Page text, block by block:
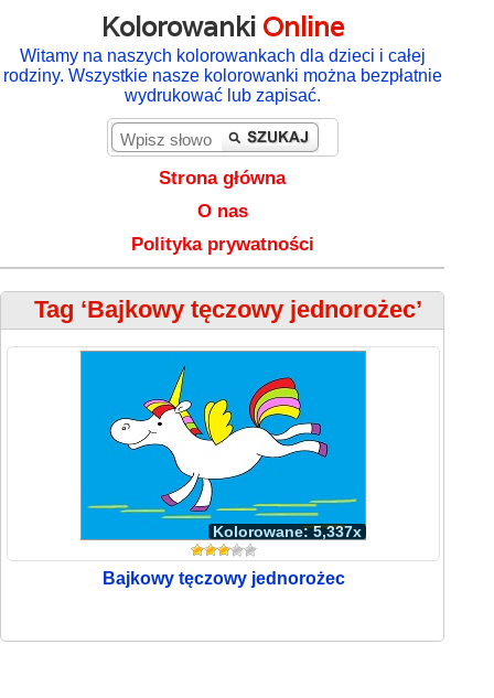
Kolorowanki Online
Witamy na naszych kolorowankach dla dzieci i całej
rodziny. Wszystkie nasze kolorowanki można bezpłatnie
wydrukować lub zapisać.
Strona główna
O nas
Polityka prywatności
Tag ‘Bajkowy tęczowy jednorożec’
Kolorowane: 5,337x
Bajkowy tęczowy jednorożec